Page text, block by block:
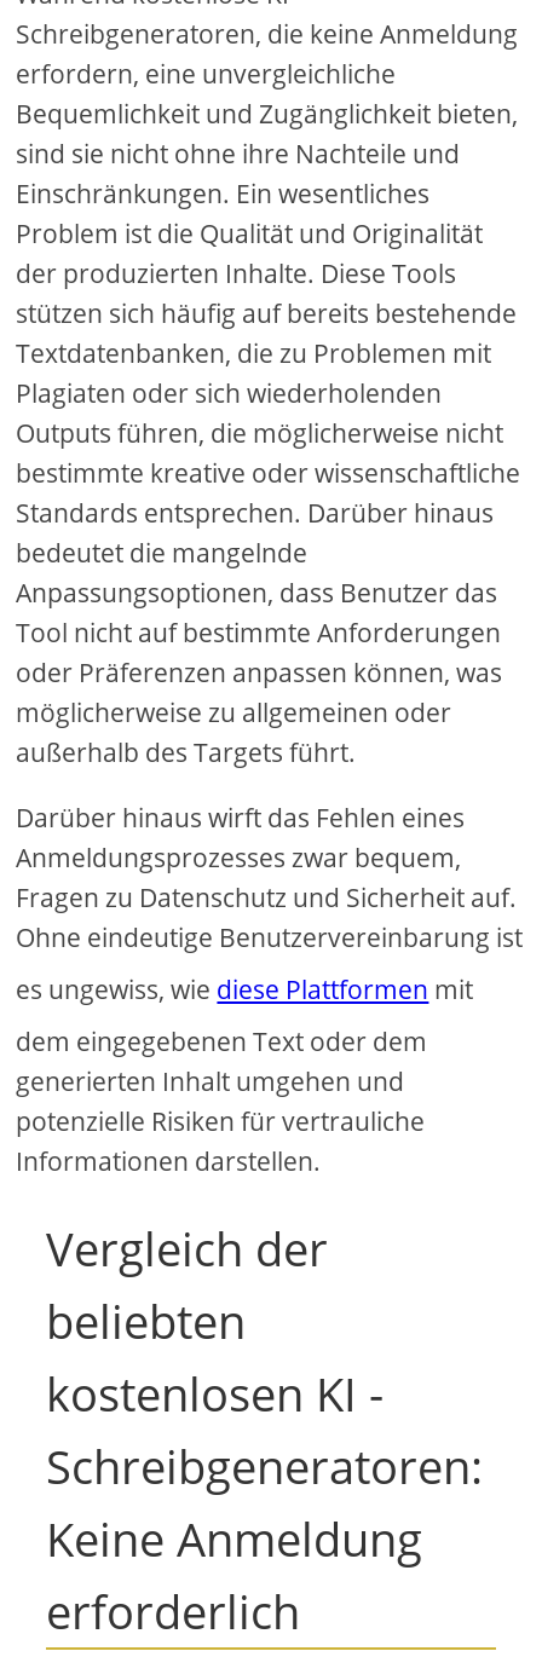
Schreibgeneratoren, die keine Anmeldung
erfordern, eine unvergleichliche
Bequemlichkeit und Zugänglichkeit bieten,
sind sie nicht ohne ihre Nachteile und
Einschränkungen. Ein wesentliches
Problem ist die Qualität und Originalität
der produzierten Inhalte. Diese Tools
stützen sich häufig auf bereits bestehende
Textdatenbanken, die zu Problemen mit
Plagiaten oder sich wiederholenden
Outputs führen, die möglicherweise nicht
bestimmte kreative oder wissenschaftliche
Standards entsprechen. Darüber hinaus
bedeutet die mangelnde
Anpassungsoptionen, dass Benutzer das
Tool nicht auf bestimmte Anforderungen
oder Präferenzen anpassen können, was
möglicherweise zu allgemeinen oder
außerhalb des Targets führt.
Darüber hinaus wirft das Fehlen eines
Anmeldungsprozesses zwar bequem,
Fragen zu Datenschutz und Sicherheit auf.
Ohne eindeutige Benutzervereinbarung ist
es ungewiss, wie diese Plattformen mit
dem eingegebenen Text oder dem
generierten Inhalt umgehen und
potenzielle Risiken für vertrauliche
Informationen darstellen.
Vergleich der
beliebten
kostenlosen KI -
Schreibgeneratoren:
Keine Anmeldung
erforderlich